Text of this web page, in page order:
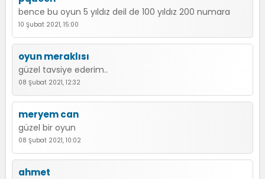
bence bu oyun 5 yıldız deil de 100 yıldız 200 numara
10 Şubat 2021, 15:00
oyun meraklısı
güzel tavsiye ederim..
08 Şubat 2021, 12:32
meryem can
güzel bir oyun
08 Şubat 2021, 10:02
ahmet